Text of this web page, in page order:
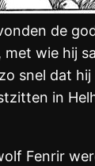
de
met wie hij
snel dat
in
Fenrir